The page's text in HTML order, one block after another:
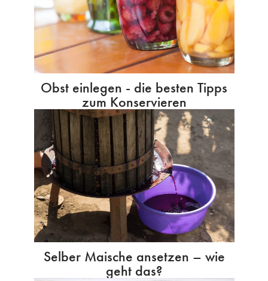
Obst einlegen - die besten Tipps
zum Konservieren
Selber Maische ansetzen – wie
geht das?